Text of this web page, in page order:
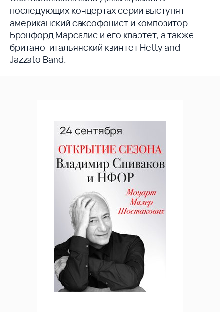
последующих концертах серии выступят
американский саксофонист и композитор
Брэнфорд Марсалис и его квартет, а также
британо-итальянский квинтет Hetty and
Jazzato Band.